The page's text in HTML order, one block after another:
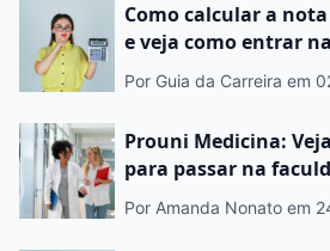
Como calcular a
e veja como entrar
bolsas
Por Guia da Carreira em
Prouni Medicina:
para passar na
Por Amanda Nonato em